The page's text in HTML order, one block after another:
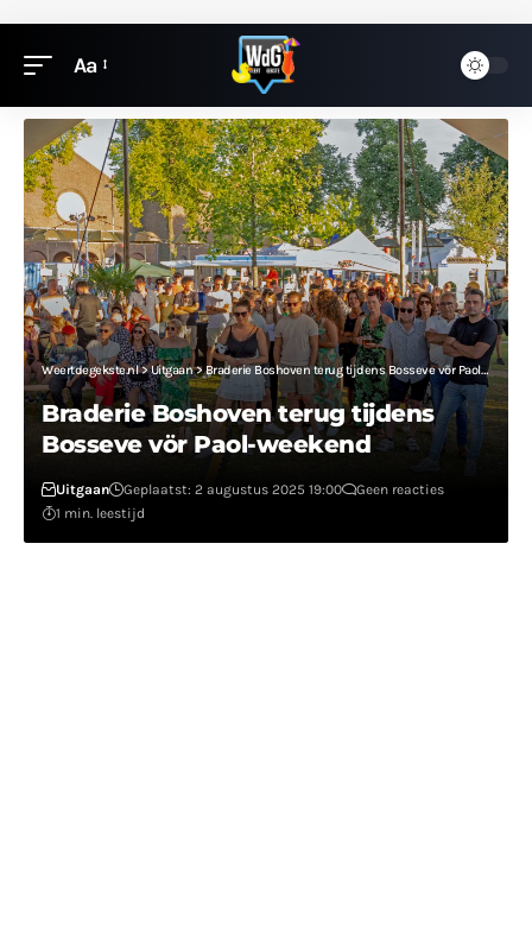
Aa
Weertdegekste.nl>Uitgaan>Braderie Boshoven terug tijdens Bosseve vör Paol-weekend
Braderie Boshoven terug tijdens
Bosseve vör Paol-weekend
Uitgaan Geplaatst: 2 augustus 2025 19:00
Geen reacties
1 min. leestijd